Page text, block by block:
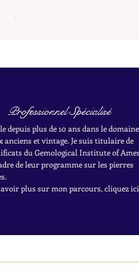
Professionnel Spécialisé
depuis plus de 10 ans dans le domaine
anciens et vintage. Je suis titulaire de
du Gemological Institute of
de leur programme sur les pierres
plus sur mon parcours, cliquez